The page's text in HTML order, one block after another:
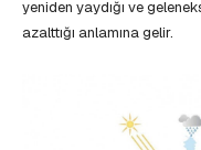
yeniden yaydığı ve
azalttığı anlamına gelir.